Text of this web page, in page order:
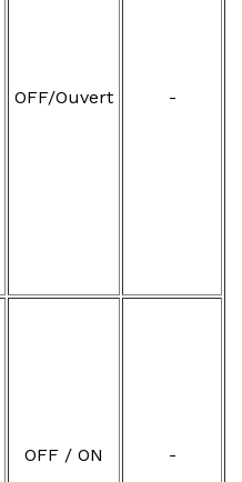
OFF/Ouvert -
OFF / ON -